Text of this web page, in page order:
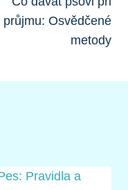
průjmu: Osvědčené
metody